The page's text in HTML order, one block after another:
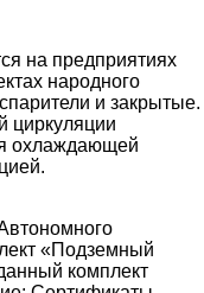
на предприятиях
народного
и закрытые.
циркуляции
охлаждающей
«Подземный
комплект